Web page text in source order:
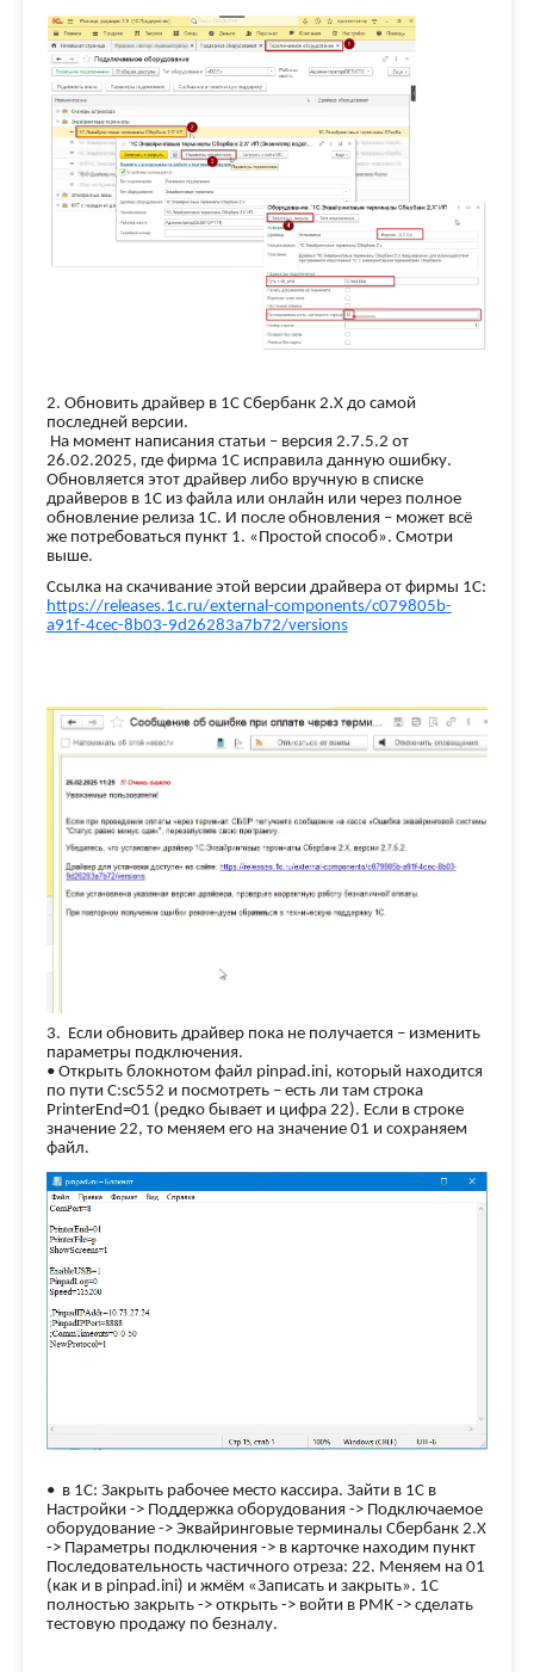
2. Обновить драйвер в 1С Сбербанк 2.Х до самой
последней версии.
На момент написания статьи – версия 2.7.5.2 от
26.02.2025, где фирма 1С исправила данную ошибку.
Обновляется этот драйвер либо вручную в списке
драйверов в 1С из файла или онлайн или через полное
обновление релиза 1С. И после обновления – может всё
же потребоваться пункт 1. «Простой способ». Смотри
выше.
Ссылка на скачивание этой версии драйвера от фирмы 1С:
https://releases.1c.ru/external-components/c079805b-
a91f-4cec-8b03-9d26283a7b72/versions
3. Если обновить драйвер пока не получается – изменить
параметры подключения.
• Открыть блокнотом файл pinpad.ini, который находится
по пути C:sc552 и посмотреть – есть ли там строка
PrinterEnd=01 (редко бывает и цифра 22). Если в строке
значение 22, то меняем его на значение 01 и сохраняем
файл.
• в 1С: Закрыть рабочее место кассира. Зайти в 1С в
Настройки -> Поддержка оборудования -> Подключаемое
оборудование -> Эквайринговые терминалы Сбербанк 2.Х
-> Параметры подключения -> в карточке находим пункт
Последовательность частичного отреза: 22. Меняем на 01
(как и в pinpad.ini) и жмём «Записать и закрыть». 1С
полностью закрыть -> открыть -> войти в РМК -> сделать
тестовую продажу по безналу.